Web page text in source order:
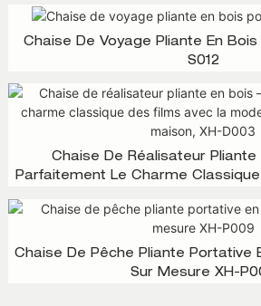
Chaise De Voyage Pliante En
S012
Chaise De Réalisateur Pliante
Parfaitement Le Charme
Chaise De Pêche Pliante Portative
Sur Mesure XH-